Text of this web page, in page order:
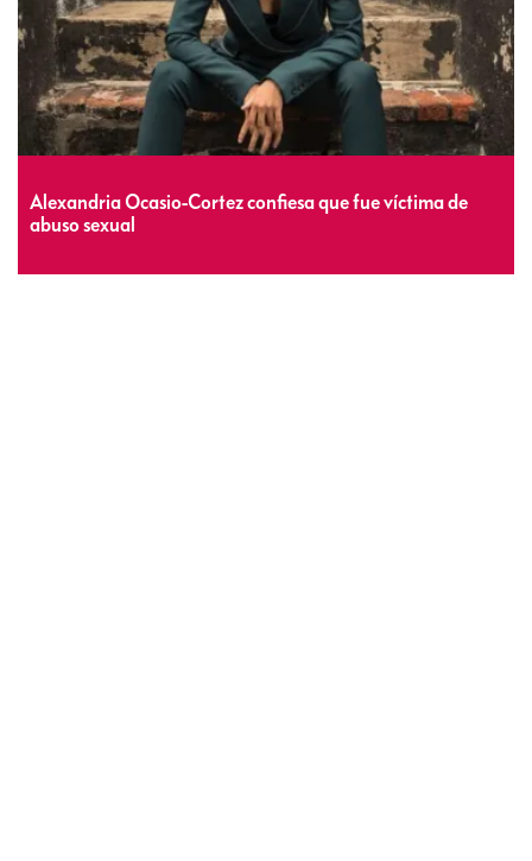
Alexandria Ocasio-Cortez confiesa que fue víctima de
abuso sexual